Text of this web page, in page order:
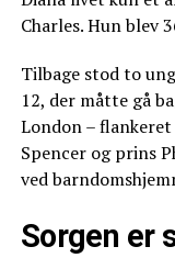
Charles. Hun blev
Tilbage stod to
12, der måtte gå
London – flankeret
Spencer og prins
ved
Sorgen er